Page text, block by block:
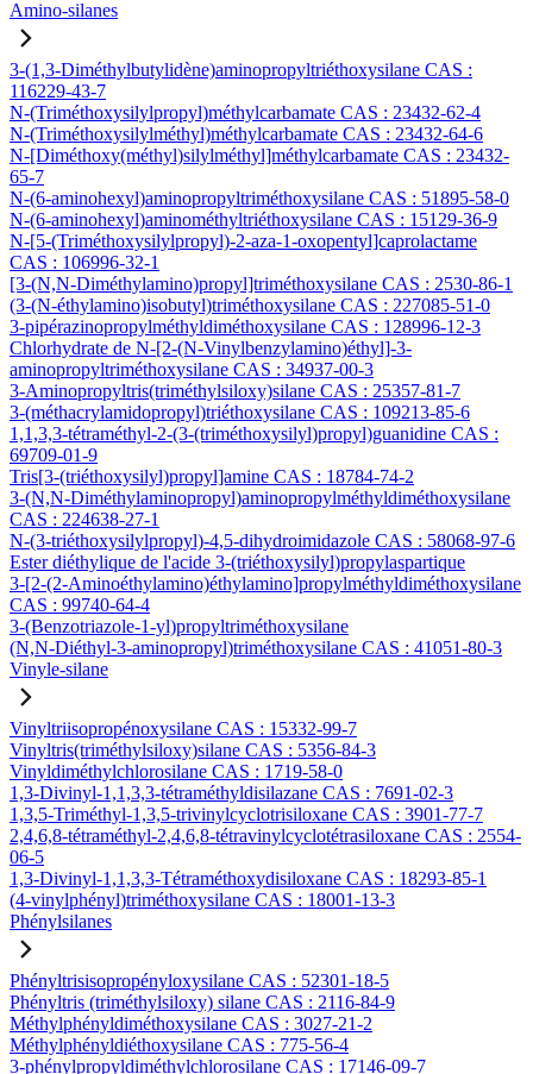
Amino-silanes
3-(1,3-Diméthylbutylidène)aminopropyltriéthoxysilane CAS :
116229-43-7
N-(Triméthoxysilylpropyl)méthylcarbamate CAS : 23432-62-4
N-(Triméthoxysilylméthyl)méthylcarbamate CAS : 23432-64-6
N-[Diméthoxy(méthyl)silylméthyl]méthylcarbamate CAS : 23432-
65-7
N-(6-aminohexyl)aminopropyltriméthoxysilane CAS : 51895-58-0
N-(6-aminohexyl)aminométhyltriéthoxysilane CAS : 15129-36-9
N-[5-(Triméthoxysilylpropyl)-2-aza-1-oxopentyl]caprolactame
CAS : 106996-32-1
[3-(N,N-Diméthylamino)propyl]triméthoxysilane CAS : 2530-86-1
(3-(N-éthylamino)isobutyl)triméthoxysilane CAS : 227085-51-0
3-pipérazinopropylméthyldiméthoxysilane CAS : 128996-12-3
Chlorhydrate de N-[2-(N-Vinylbenzylamino)éthyl]-3-
aminopropyltriméthoxysilane CAS : 34937-00-3
3-Aminopropyltris(triméthylsiloxy)silane CAS : 25357-81-7
3-(méthacrylamidopropyl)triéthoxysilane CAS : 109213-85-6
1,1,3,3-tétraméthyl-2-(3-(triméthoxysilyl)propyl)guanidine CAS :
69709-01-9
Tris[3-(triéthoxysilyl)propyl]amine CAS : 18784-74-2
3-(N,N-Diméthylaminopropyl)aminopropylméthyldiméthoxysilane
CAS : 224638-27-1
N-(3-triéthoxysilylpropyl)-4,5-dihydroimidazole CAS : 58068-97-6
Ester diéthylique de l'acide 3-(triéthoxysilyl)propylaspartique
3-[2-(2-Aminoéthylamino)éthylamino]propylméthyldiméthoxysilane
CAS : 99740-64-4
3-(Benzotriazole-1-yl)propyltriméthoxysilane
(N,N-Diéthyl-3-aminopropyl)triméthoxysilane CAS : 41051-80-3
Vinyle-silane
Vinyltriisopropénoxysilane CAS : 15332-99-7
Vinyltris(triméthylsiloxy)silane CAS : 5356-84-3
Vinyldiméthylchlorosilane CAS : 1719-58-0
1,3-Divinyl-1,1,3,3-tétraméthyldisilazane CAS : 7691-02-3
1,3,5-Triméthyl-1,3,5-trivinylcyclotrisiloxane CAS : 3901-77-7
2,4,6,8-tétraméthyl-2,4,6,8-tétravinylcyclotétrasiloxane CAS : 2554-
06-5
1,3-Divinyl-1,1,3,3-Tétraméthoxydisiloxane CAS : 18293-85-1
(4-vinylphényl)triméthoxysilane CAS : 18001-13-3
Phénylsilanes
Phényltrisisopropényloxysilane CAS : 52301-18-5
Phényltris (triméthylsiloxy) silane CAS : 2116-84-9
Méthylphényldiméthoxysilane CAS : 3027-21-2
Méthylphényldiéthoxysilane CAS : 775-56-4
3-phénylpropyldiméthylchlorosilane CAS : 17146-09-7